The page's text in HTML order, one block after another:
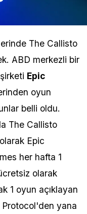
The Callisto
ABD merkezli bir
Epic
oyun
belli oldu.
The Callisto
Epic
her hafta 1
olarak
1 oyun açıklayan
yana